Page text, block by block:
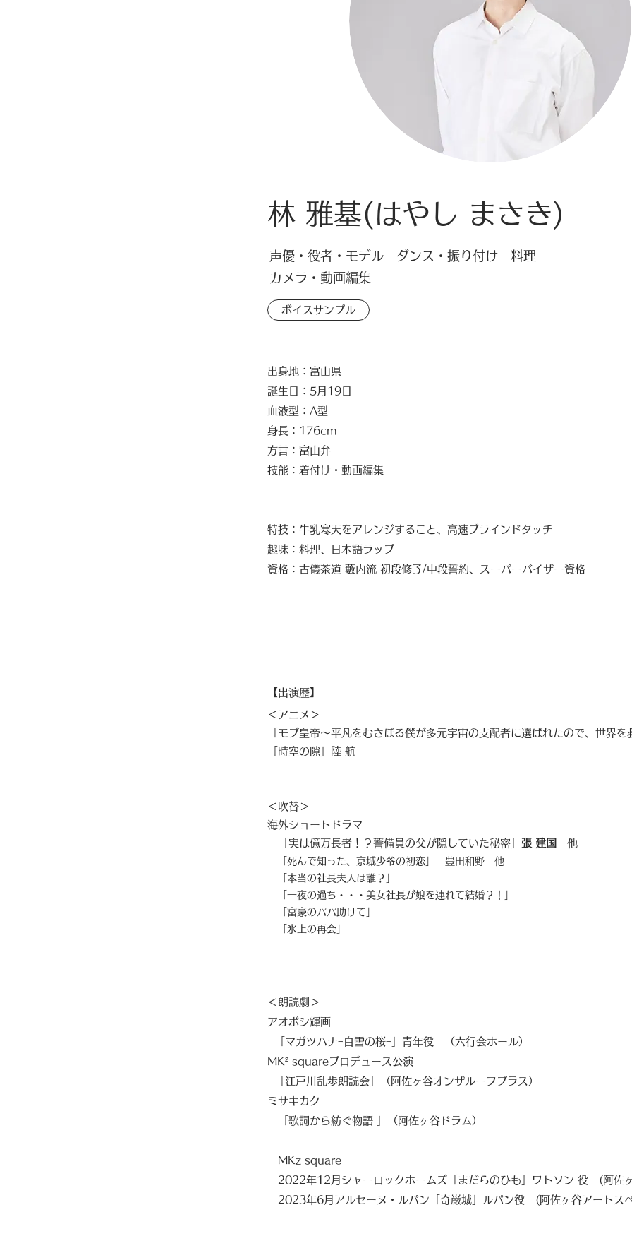
林 雅基(はやし まさき)
​​声優・役者・モデル ダンス・振り付け 料理
​カメラ・動画編集
ボイスサンプル
出身地：富山県
誕生日：5月19日
血液型：A型
身長：176cm
方言：富山弁
​技能：着付け・動画編集
特技：牛乳寒天をアレンジすること、高速ブラインドタッチ
趣味：料理、日本語ラップ
資格：古儀茶道 藪内流 初段修了/中段誓約、スーパーバイザー資格
【出演歴】
＜アニメ＞
「モブ皇帝～平凡をむさぼる僕が多元宇宙の支配者に選ばれたので、世界
「時空の隙」陸 航
＜吹替＞
海外ショートドラマ
​「実は億万長者！？警備員の父が隠していた秘密」 張 建国 他
「死んで知った、京城少爷の初恋」 豊田和野 他
「本当の社長夫人は誰？」
​ 「一夜の過ち・・・美女社長が娘を連れて結婚？！」
「富豪のパパ助けて」
​ 「氷上の再会」
＜朗読劇＞
アオボシ輝画
「マガツハナｰ白雪の桜ｰ」青年役 （六行会ホール）
MK² squareプロデュース公演
「江戸川乱歩朗読会」（阿佐ヶ谷オンザルーフプラス）
ミサキカク
「歌詞から紡ぐ物語
」（阿佐ヶ谷ドラム）
MKz square
2022年12月シャーロックホームズ「まだらのひも」ワトソン 役 ( 阿佐
2023年6月アルセーヌ・ルパン「奇巌城」ルパン役 ( 阿佐ヶ谷アートス